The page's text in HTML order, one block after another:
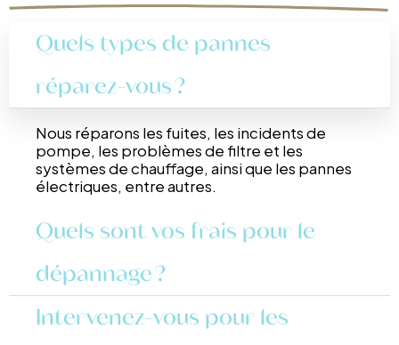
Quels types de pannes
réparez-vous ?
Nous réparons les fuites, les incidents de
pompe, les problèmes de filtre et les
systèmes de chauffage, ainsi que les pannes
électriques, entre autres.
Quels sont vos frais pour le
dépannage ?
Intervenez-vous pour les